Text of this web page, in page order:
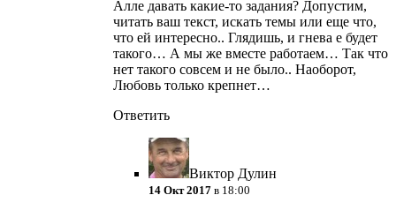
Алле давать какие-то задания? Допустим,
читать ваш текст, искать темы или еще что,
что ей интересно.. Глядишь, и гнева е будет
такого… А мы же вместе работаем… Так что
нет такого совсем и не было.. Наоборот,
Любовь только крепнет…
Ответить
Виктор Дулин
14 Окт 2017 в 18:00